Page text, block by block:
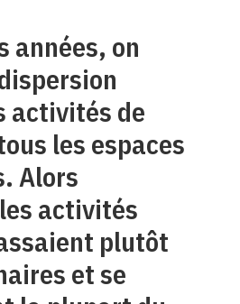
années, on
activités de
les espaces
Alors
activités
plutôt
et se